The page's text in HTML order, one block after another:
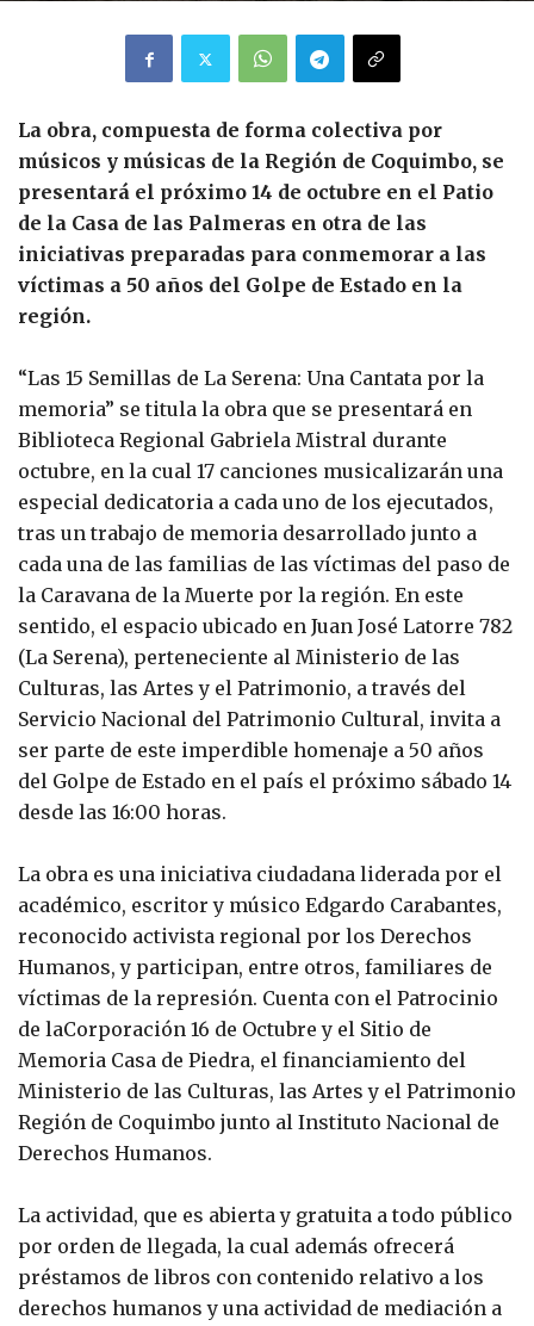
La obra, compuesta de forma colectiva por
músicos y músicas de la Región de Coquimbo, se
presentará el próximo 14 de octubre en el Patio
de la Casa de las Palmeras en otra de las
iniciativas preparadas para conmemorar a las
víctimas a 50 años del Golpe de Estado en la
región.
“Las 15 Semillas de La Serena: Una Cantata por la
memoria” se titula la obra que se presentará en
Biblioteca Regional Gabriela Mistral durante
octubre, en la cual 17 canciones musicalizarán una
especial dedicatoria a cada uno de los ejecutados,
tras un trabajo de memoria desarrollado junto a
cada una de las familias de las víctimas del paso de
la Caravana de la Muerte por la región. En este
sentido, el espacio ubicado en Juan José Latorre 782
(La Serena), perteneciente al Ministerio de las
Culturas, las Artes y el Patrimonio, a través del
Servicio Nacional del Patrimonio Cultural, invita a
ser parte de este imperdible homenaje a 50 años
del Golpe de Estado en el país el próximo sábado 14
desde las 16:00 horas.
La obra es una iniciativa ciudadana liderada por el
académico, escritor y músico Edgardo Carabantes,
reconocido activista regional por los Derechos
Humanos, y participan, entre otros, familiares de
víctimas de la represión. Cuenta con el Patrocinio
de laCorporación 16 de Octubre y el Sitio de
Memoria Casa de Piedra, el financiamiento del
Ministerio de las Culturas, las Artes y el Patrimonio
Región de Coquimbo junto al Instituto Nacional de
Derechos Humanos.
La actividad, que es abierta y gratuita a todo público
por orden de llegada, la cual además ofrecerá
préstamos de libros con contenido relativo a los
derechos humanos y una actividad de mediación a